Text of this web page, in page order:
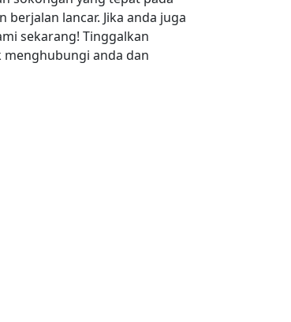
lancar. Jika anda juga
sekarang! Tinggalkan
anda dan